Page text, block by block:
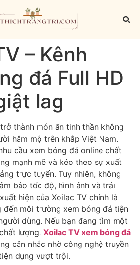
– Kênh
đá Full HD
lag
thành món ăn tinh thần không
hâm mộ trên khắp Việt Nam.
cầu xem bóng đá online chất
mạnh mẽ và kéo theo sự xuất
trực tuyến. Tuy nhiên, không
bảo tốc độ, hình ảnh và trải
hiện của Xoilac TV chính là
đến môi trường xem bóng đá tiện
dùng. Nếu bạn đang tìm một
lượng, Xoilac TV xem bóng đá
cân nhắc nhờ công nghệ truyền
dụng vượt trội.